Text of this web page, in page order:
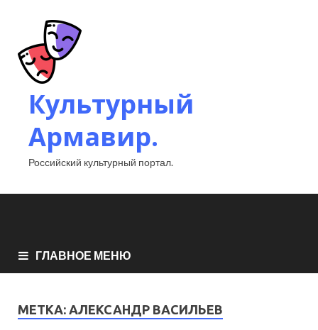
Культурный
Армавир.
Российский культурный портал.
ГЛАВНОЕ МЕНЮ
МЕТКА: АЛЕКСАНДР ВАСИЛЬЕВ